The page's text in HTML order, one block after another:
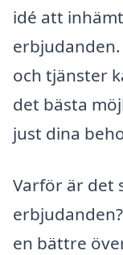
idé att
och tjänster
det bästa
just dina
Varför är det
en bättre